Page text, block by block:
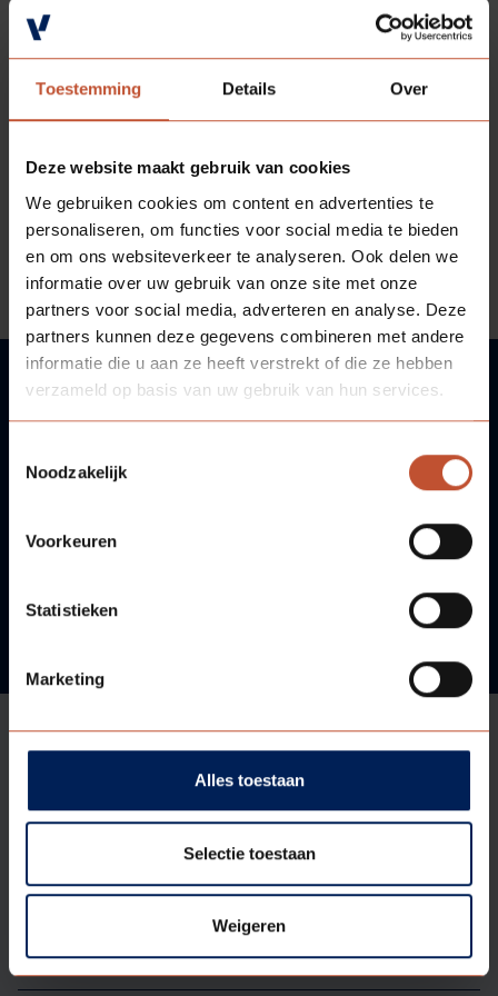
Toestemming Details Over
Deze website maakt gebruik van cookies
We gebruiken cookies om content en advertenties te
personaliseren, om functies voor social media te bieden
en om ons websiteverkeer te analyseren. Ook delen we
informatie over uw gebruik van onze site met onze
partners voor social media, adverteren en analyse. Deze
partners kunnen deze gegevens combineren met andere
informatie die u aan ze heeft verstrekt of die ze hebben
verzameld op basis van uw gebruik van hun services.
Noodzakelijk
Voorkeuren
Statistieken
Marketing
Alles toestaan
Selectie toestaan
Weigeren
Veelgestelde vragen
Brochures
VRAGEN?
WIJ HELPEN U GRAAG!
Aanbod
Ondersteuning
Assortiment